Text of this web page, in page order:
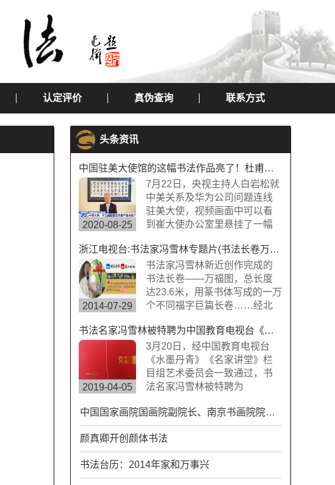
认定评价 真伪查询 联系方式
头条资讯
中国驻美大使馆的这幅书法作品亮了！杜甫望岳书法作品
2020-08-25
7月22日，央视主持人白岩松就
中美关系及华为公司问题连线
驻美大使，视频画面中可以看
到崔大使办公室里悬挂了一幅
甫的《望岳》，极具内涵，这
幅作品的书法字体是典型欧体
楷书，方圆兼备、严谨工整、
挺劲险峻。
浙江电视台:书法家冯雪林专题片(书法长卷万福图)
2014-07-29
书法家冯雪林新近创作完成的
书法长卷——万福图，总长度
达23.6米，用篆书体写成的一万
个不同福字巨篇长卷……经北
今为止世界上唯一的福字长篇
书法作品，具有很高的搜藏价
值。浙江卫视拍摄组来到杭州
余杭径山风情小镇专门拍摄了
此次专题片。
书法名家冯雪林被特聘为中国教育电视台《水墨丹青》《名家讲堂》栏目组签约艺术家
2019-04-05
3月20日，经中国教育电视台
《水墨丹青》《名家讲堂》栏
目组艺术委员会一致通过，书
法名家冯雪林被特聘为
堂》栏目组签约艺术家。中国
教育电视台《水墨丹青》是以
“弘扬中华传统文化，传承水墨
艺术精髓”为宗旨，展示现代中
国书画艺术发展变化的大型电
视文化栏目。
中国国家画院国画院副院长、南京书画院院长范扬为冯雪林先生题词
颜真卿开创颜体书法
书法台历：2014年家和万事兴